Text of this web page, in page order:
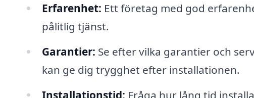
Erfarenhet: Ett företag med god
pålitlig tjänst.
Garantier: Se efter vilka garantier och
kan ge dig trygghet efter installationen.
Installationstid: Fråga hur lång tid